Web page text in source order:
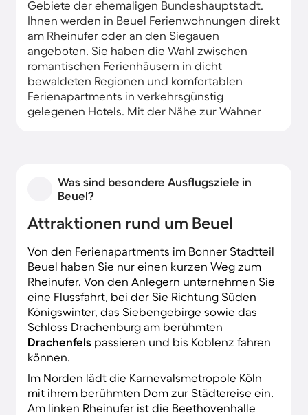
Gebiete der ehemaligen Bundeshauptstadt.
Ihnen werden in Beuel Ferienwohnungen direkt
am Rheinufer oder an den Siegauen
angeboten. Sie haben die Wahl zwischen
romantischen Ferienhäusern in dicht
bewaldeten Regionen und komfortablen
Ferienapartments in verkehrsgünstig
gelegenen Hotels. Mit der Nähe zur Wahner
Was sind besondere Ausflugsziele in
Beuel?
Attraktionen rund um Beuel
Von den Ferienapartments im Bonner Stadtteil
Beuel haben Sie nur einen kurzen Weg zum
Rheinufer. Von den Anlegern unternehmen Sie
eine Flussfahrt, bei der Sie Richtung Süden
Königswinter, das Siebengebirge sowie das
Schloss Drachenburg am berühmten
Drachenfels passieren und bis Koblenz fahren
können.
Im Norden lädt die Karnevalsmetropole Köln
mit ihrem berühmten Dom zur Städtereise ein.
Am linken Rheinufer ist die Beethovenhalle